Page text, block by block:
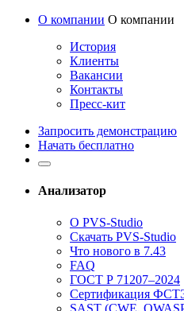
О компании О компании
История
Клиенты
Вакансии
Контакты
Пресс-кит
Запросить демонстрацию
Начать бесплатно
Анализатор
О PVS-Studio
Скачать PVS-Studio
Что нового в 7.43
FAQ
ГОСТ Р 71207–2024
Сертификация
SAST (CWE,